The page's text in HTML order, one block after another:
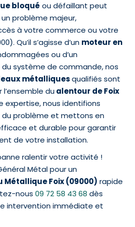
bloqué ou défaillant peut
problème majeur,
à votre commerce ou votre
Qu’il s’agisse d’un moteur en
ou d’un
système de commande, nos
métalliquesqualifiés sont
dualentour de Foix
expertise, nous identifions
du problème et mettons en
et durable pour garantir
de votre installation.
ralentir votre activité !
Métal pour un
Métallique Foix (09000) rapide
nous09 72 58 43 68 dès
intervention immédiate et